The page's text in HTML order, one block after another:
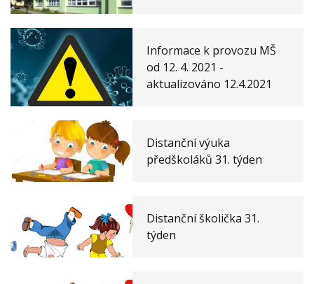
Informace k provozu MŠ
od 12. 4. 2021 -
aktualizováno 12.4.2021
Distanční výuka
předškoláků 31. týden
Distanční školička 31.
týden